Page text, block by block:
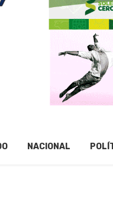
NACIONAL